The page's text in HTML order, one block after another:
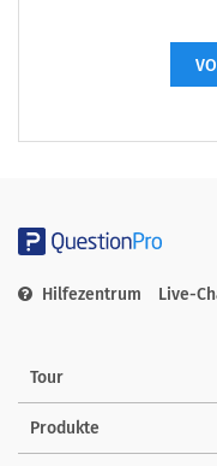
Hilfezentrum Live-
Tour
Produkte